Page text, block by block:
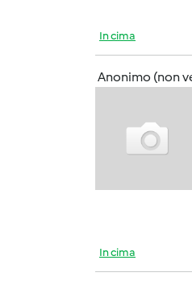
In cima
Anonimo (non
In cima